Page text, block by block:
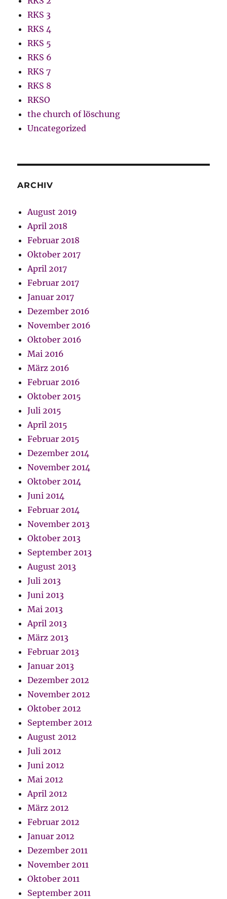
RKS 3
RKS 4
RKS 5
RKS 6
RKS 7
RKS 8
RKSO
the church of löschung
Uncategorized
ARCHIV
August 2019
April 2018
Februar 2018
Oktober 2017
April 2017
Februar 2017
Januar 2017
Dezember 2016
November 2016
Oktober 2016
Mai 2016
März 2016
Februar 2016
Oktober 2015
Juli 2015
April 2015
Februar 2015
Dezember 2014
November 2014
Oktober 2014
Juni 2014
Februar 2014
November 2013
Oktober 2013
September 2013
August 2013
Juli 2013
Juni 2013
Mai 2013
April 2013
März 2013
Februar 2013
Januar 2013
Dezember 2012
November 2012
Oktober 2012
September 2012
August 2012
Juli 2012
Juni 2012
Mai 2012
April 2012
März 2012
Februar 2012
Januar 2012
Dezember 2011
November 2011
Oktober 2011
September 2011